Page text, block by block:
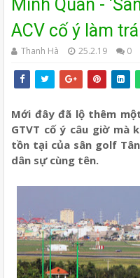
Minh Quân -
ACV cố ý làm
Thanh Hà 25.2.19 0
Mới đây đã lộ thêm
GTVT cố ý câu giờ mà
tồn tại của sân golf
dân sự cùng tên.